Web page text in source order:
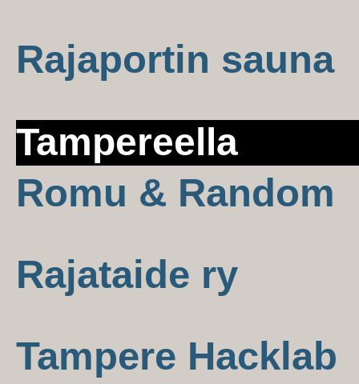
Rajaportin sauna
Tampereella
Romu & Random
Rajataide ry
Tampere Hacklab